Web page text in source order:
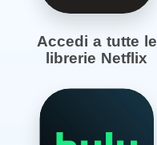
Accedi a tutte le
librerie Netflix